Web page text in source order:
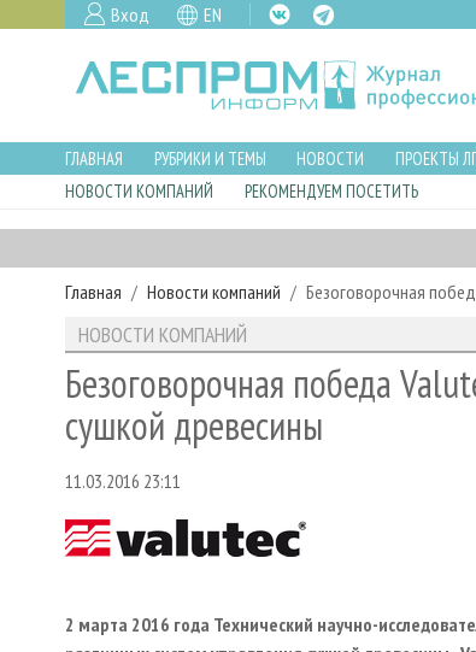
Вход EN
ГЛАВНАЯ РУБРИКИ И ТЕМЫ НОВОСТИ ПРОЕКТЫ
НОВОСТИ КОМПАНИЙ
РЕКОМЕНДУЕМ ПОСЕТИТЬ
Главная Новости компаний Безоговорочная
НОВОСТИ КОМПАНИЙ
Безоговорочная победа
сушкой древесины
11.03.2016 23:11
2 марта 2016 года Технический научно-